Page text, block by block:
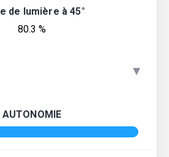
de lumière à 45°
80.3 %
▾
AUTONOMIE